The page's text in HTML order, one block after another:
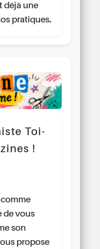
déjà une
pratiques.
Toi-
!
de vous
son
propose